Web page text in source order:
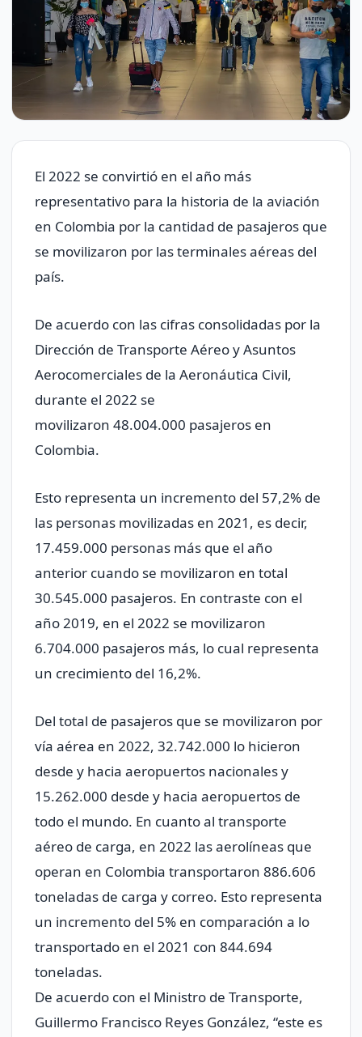
El 2022 se convirtió en el año más
representativo para la historia de la aviación
en Colombia por la cantidad de pasajeros que
se movilizaron por las terminales aéreas del
país.
De acuerdo con las cifras consolidadas por la
Dirección de Transporte Aéreo y Asuntos
Aerocomerciales de la Aeronáutica Civil,
durante el 2022 se
movilizaron 48.004.000 pasajeros en
Colombia.
Esto representa un incremento del 57,2% de
las personas movilizadas en 2021, es decir,
17.459.000 personas más que el año
anterior cuando se movilizaron en total
30.545.000 pasajeros. En contraste con el
año 2019, en el 2022 se movilizaron
6.704.000 pasajeros más, lo cual representa
un crecimiento del 16,2%.
Del total de pasajeros que se movilizaron por
vía aérea en 2022, 32.742.000 lo hicieron
desde y hacia aeropuertos nacionales y
15.262.000 desde y hacia aeropuertos de
todo el mundo. En cuanto al transporte
aéreo de carga, en 2022 las aerolíneas que
operan en Colombia transportaron 886.606
toneladas de carga y correo. Esto representa
un incremento del 5% en comparación a lo
transportado en el 2021 con 844.694
toneladas.
De acuerdo con el Ministro de Transporte,
Guillermo Francisco Reyes González, “este es